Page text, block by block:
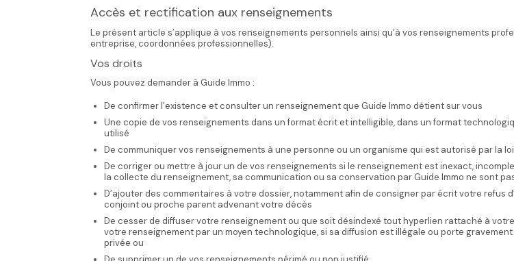
Accès et rectification aux renseignements
Le présent article s’applique à vos renseignements personnels ainsi qu’à vos renseignements
entreprise, coordonnées professionnelles).
Vos droits
Vous pouvez demander à Guide Immo :
De confirmer l’existence et consulter un renseignement que Guide Immo détient sur vous
Une copie de vos renseignements dans un format écrit et intelligible, dans un format
utilisé
De communiquer vos renseignements à une personne ou un organisme qui est autorisé par la
De corriger ou mettre à jour un de vos renseignements si le renseignement est inexact,
la collecte du renseignement, sa communication ou sa conservation par Guide Immo ne sont
D’ajouter des commentaires à votre dossier, notamment afin de consigner par écrit votre refus
conjoint ou proche parent advenant votre décès
De cesser de diffuser votre renseignement ou que soit désindexé tout hyperlien rattaché à
votre renseignement par un moyen technologique, si sa diffusion est illégale ou porte
privée ou